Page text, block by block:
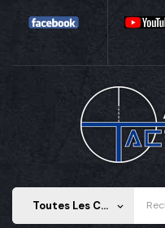
Toutes Les Catégories keyboard_arrow_down